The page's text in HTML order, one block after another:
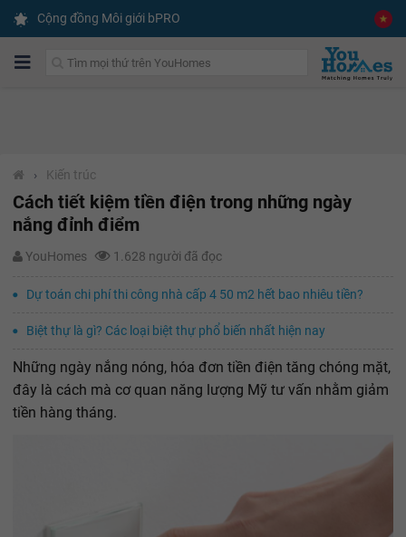
Cộng đồng Môi giới bPRO
› Kiến trúc
Cách tiết kiệm tiền điện trong những ngày
nắng đỉnh điểm
YouHomes 1.628 người đã đọc
Dự toán chi phí thi công nhà cấp 4 50 m2 hết bao nhiêu tiền?
Biệt thự là gì? Các loại biệt thự phổ biến nhất hiện nay
Những ngày nắng nóng, hóa đơn tiền điện tăng chóng mặt,
đây là cách mà cơ quan năng lượng Mỹ tư vấn nhằm giảm
tiền hàng tháng.